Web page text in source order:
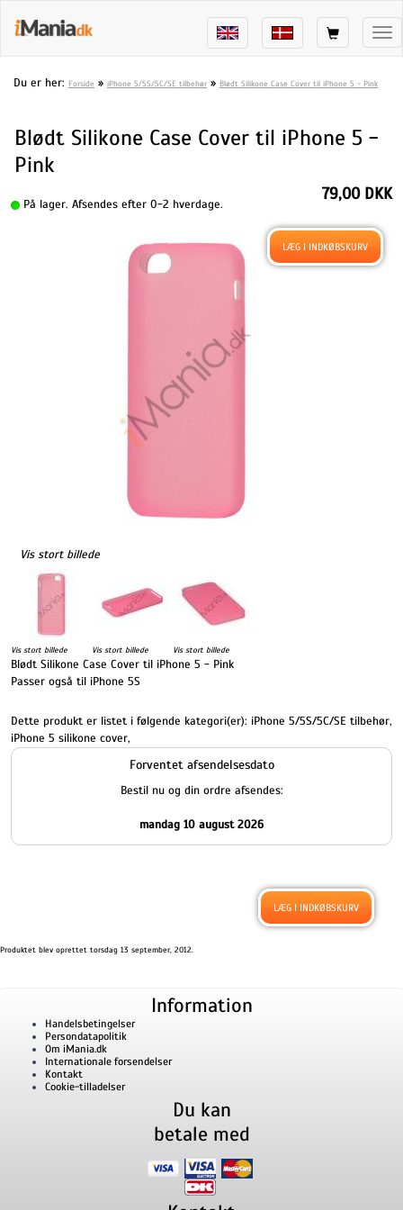
Du er her: Forside » iPhone 5/5S/5C/SE tilbehør » Blødt Silikone Case Cover til iPhone 5 - Pink
Blødt Silikone Case Cover til iPhone 5 -
Pink
På lager. Afsendes efter 0-2 hverdage.
Vis stort billede
79,00 DKK
Vis stort billede Vis stort billede Vis stort billede
Blødt Silikone Case Cover til iPhone 5 - Pink
Passer også til iPhone 5S
Dette produkt er listet i følgende kategori(er): iPhone 5/5S/5C/SE tilbehør,
iPhone 5 silikone cover,
Forventet afsendelsesdato
Bestil nu og din ordre afsendes:
mandag 10 august 2026
Produktet blev oprettet torsdag 13 september, 2012.
Information
Handelsbetingelser
Persondatapolitik
Om iMania.dk
Internationale forsendelser
Kontakt
Cookie-tilladelser
Du kan
betale med